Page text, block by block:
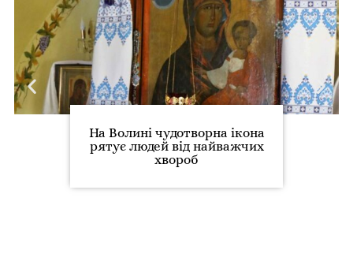
На Волині чудотворна ікона
рятує людей від найважчих
хвороб